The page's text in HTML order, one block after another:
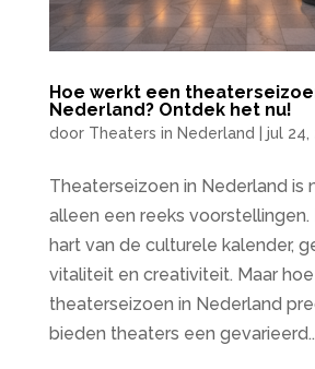
Hoe werkt een
Nederland? Ontdek het nu!
door Theaters in Nederland | jul 24,
Theaterseizoen in Nederland is
alleen een reeks
hart van de culturele kalender,
vitaliteit en creativiteit. Maar
theaterseizoen in Nederland
bieden theaters een